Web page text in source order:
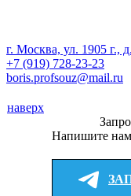
г. Москва, ул. 1905 г.,
+7 (919) 728-23-23
boris.profsouz@mail.ru
наверх
Напишите нам